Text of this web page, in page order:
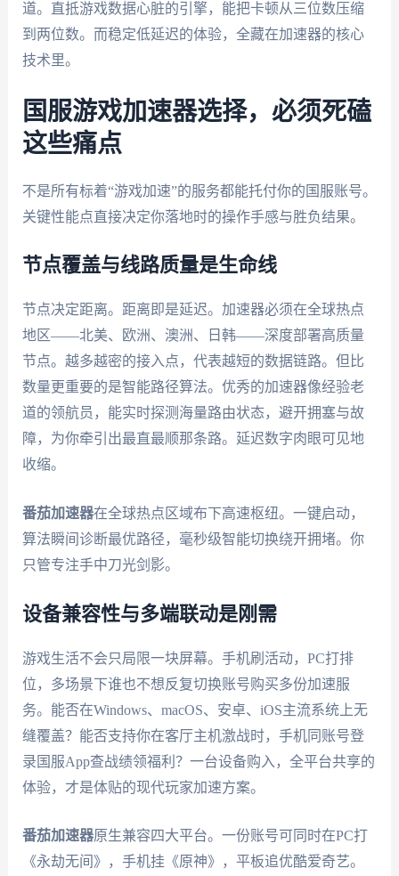
道。直抵游戏数据心脏的引擎，能把卡顿从三位数压缩
到两位数。而稳定低延迟的体验，全藏在加速器的核心
技术里。
国服游戏加速器选择，必须死磕
这些痛点
不是所有标着“游戏加速”的服务都能托付你的国服账号。
关键性能点直接决定你落地时的操作手感与胜负结果。
节点覆盖与线路质量是生命线
节点决定距离。距离即是延迟。加速器必须在全球热点
地区——北美、欧洲、澳洲、日韩——深度部署高质量
节点。越多越密的接入点，代表越短的数据链路。但比
数量更重要的是智能路径算法。优秀的加速器像经验老
道的领航员，能实时探测海量路由状态，避开拥塞与故
障，为你牵引出最直最顺那条路。延迟数字肉眼可见地
收缩。
番茄加速器在全球热点区域布下高速枢纽。一键启动，
算法瞬间诊断最优路径，毫秒级智能切换绕开拥堵。你
只管专注手中刀光剑影。
设备兼容性与多端联动是刚需
游戏生活不会只局限一块屏幕。手机刷活动，PC打排
位，多场景下谁也不想反复切换账号购买多份加速服
务。能否在Windows、macOS、安卓、iOS主流系统上无
缝覆盖？能否支持你在客厅主机激战时，手机同账号登
录国服App查战绩领福利？一台设备购入，全平台共享的
体验，才是体贴的现代玩家加速方案。
番茄加速器原生兼容四大平台。一份账号可同时在PC打
《永劫无间》，手机挂《原神》，平板追优酷爱奇艺。